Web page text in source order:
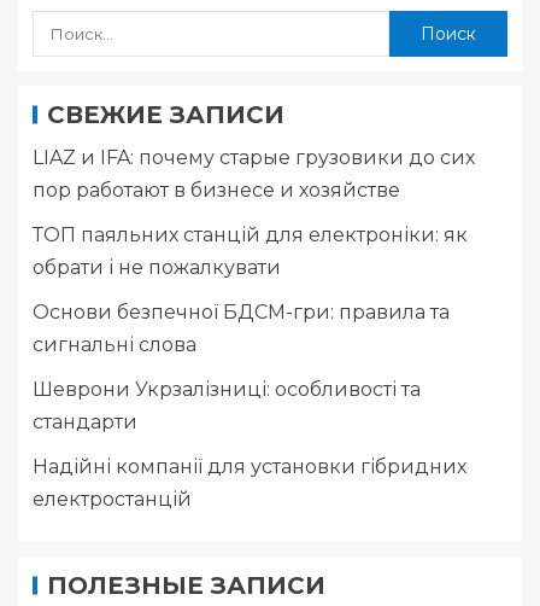
СВЕЖИЕ ЗАПИСИ
LIAZ и IFA: почему старые грузовики до сих
пор работают в бизнесе и хозяйстве
ТОП паяльних станцій для електроніки: як
обрати і не пожалкувати
Основи безпечної БДСМ-гри: правила та
сигнальні слова
Шеврони Укрзалізниці: особливості та
стандарти
Надійні компанії для установки гібридних
електростанцій
ПОЛЕЗНЫЕ ЗАПИСИ